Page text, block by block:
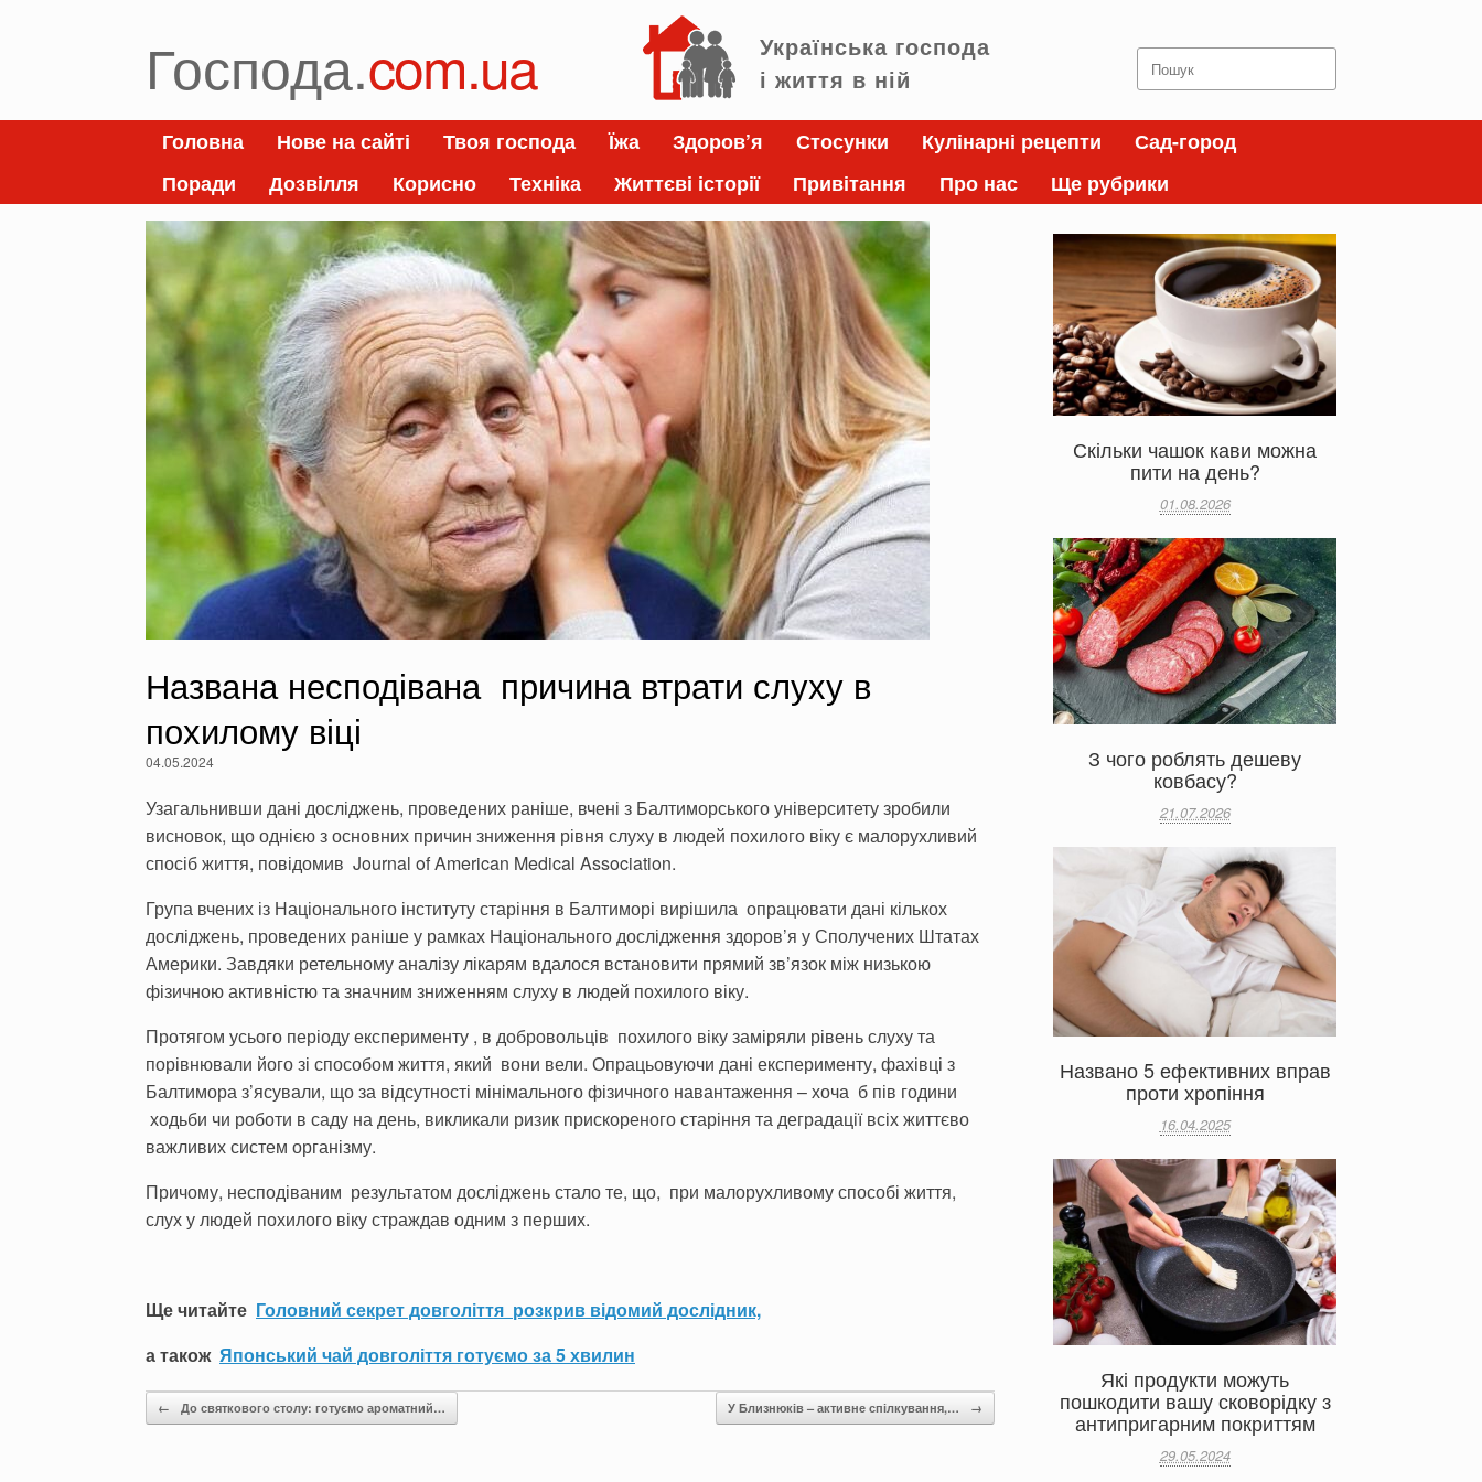
Господа.com.ua
Українська господа
і життя в ній
Search
for:
Головна Нове на сайті Твоя господа Їжа Здоров’я Стосунки Кулінарні рецепти
Сад-город
Поради
Дозвілля Корисно Техніка Життєві історії Привітання Про нас Ще рубрики
Названа несподівана причина втрати слуху в
похилому віці
04.05.2024
Узагальнивши дані досліджень, проведених раніше, вчені з Балтиморського університету зробили
висновок, що однією з основних причин зниження рівня слуху в людей похилого віку є малорухливий
спосіб життя, повідомив Journal of American Medical Association.
Група вчених із Національного інституту старіння в Балтиморі вирішила опрацювати дані кількох
досліджень, проведених раніше у рамках Національного дослідження здоров’я у Сполучених Штатах
Америки. Завдяки ретельному аналізу лікарям вдалося встановити прямий зв’язок між низькою
фізичною активністю та значним зниженням слуху в людей похилого віку.
Протягом усього періоду експерименту , в добровольців похилого віку заміряли рівень слуху та
порівнювали його зі способом життя, який вони вели. Опрацьовуючи дані експерименту, фахівці з
Балтимора з’ясували, що за відсутності мінімального фізичного навантаження – хоча б пів години
ходьби чи роботи в саду на день, викликали ризик прискореного старіння та деградації всіх життєво
важливих систем організму.
Причому, несподіваним результатом досліджень стало те, що, при малорухливому способі життя,
слух у людей похилого віку страждав одним з перших.
Ще читайте Головний секрет довголіття розкрив відомий дослідник,
а також Японський чай довголіття готуємо за 5 хвилин
Post navigation
← До святкового столу: готуємо ароматний… У Близнюків – активне спілкування,… →
Скільки чашок кави можна
пити на день?
01.08.2026
З чого роблять дешеву
ковбасу?
21.07.2026
Названо 5 ефективних вправ
проти хропіння
16.04.2025
Які продукти можуть
пошкодити вашу сковорідку з
антипригарним покриттям
29.05.2024